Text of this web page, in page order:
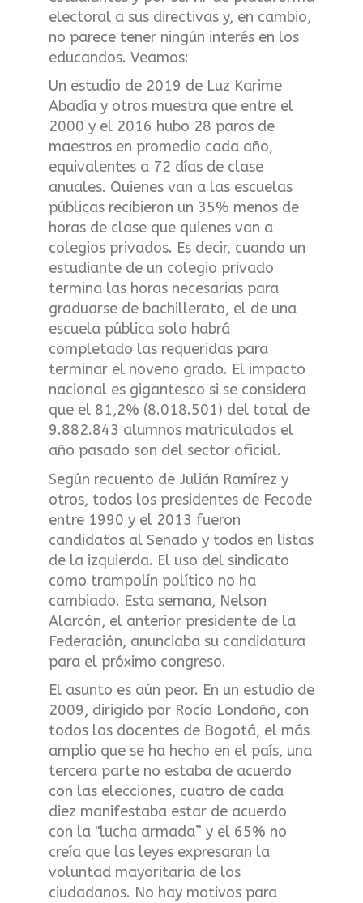
electoral a sus directivas y, en cambio,
no parece tener ningún interés en los
educandos. Veamos:
Un estudio de 2019 de Luz Karime
Abadía y otros muestra que entre el
2000 y el 2016 hubo 28 paros de
maestros en promedio cada año,
equivalentes a 72 días de clase
anuales. Quienes van a las escuelas
públicas recibieron un 35% menos de
horas de clase que quienes van a
colegios privados. Es decir, cuando un
estudiante de un colegio privado
termina las horas necesarias para
graduarse de bachillerato, el de una
escuela pública solo habrá
completado las requeridas para
terminar el noveno grado. El impacto
nacional es gigantesco si se considera
que el 81,2% (8.018.501) del total de
9.882.843 alumnos matriculados el
año pasado son del sector oficial.
Según recuento de Julián Ramírez y
otros, todos los presidentes de Fecode
entre 1990 y el 2013 fueron
candidatos al Senado y todos en listas
de la izquierda. El uso del sindicato
como trampolín político no ha
cambiado. Esta semana, Nelson
Alarcón, el anterior presidente de la
Federación, anunciaba su candidatura
para el próximo congreso.
El asunto es aún peor. En un estudio de
2009, dirigido por Rocío Londoño, con
todos los docentes de Bogotá, el más
amplio que se ha hecho en el país, una
tercera parte no estaba de acuerdo
con las elecciones, cuatro de cada
diez manifestaba estar de acuerdo
con la "lucha armada” y el 65% no
creía que las leyes expresaran la
voluntad mayoritaria de los
ciudadanos. No hay motivos para